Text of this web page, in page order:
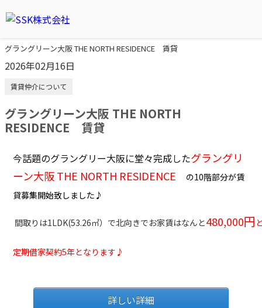
グラングリーン大阪 THE NORTH RESIDENCE 賃貸
2026年02月16日
賃貸仲介について
グラングリーン大阪 THE NORTH
RESIDENCE 賃貸
今話題のグラングリー大阪に堂々完成したグラングリ
ーン大阪 THE NORTH RESIDENCE
の10階部分が賃
貸募集開始致しました♪
間取りは1LDK(53.26㎡）で北向きでお家賃はなんと480,000円
定期借家契約5年となります♪
詳しい詳細